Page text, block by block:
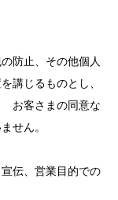
防止、その他個人
講じるものとし、
お客さまの同意な
せん。
伝、営業目的での